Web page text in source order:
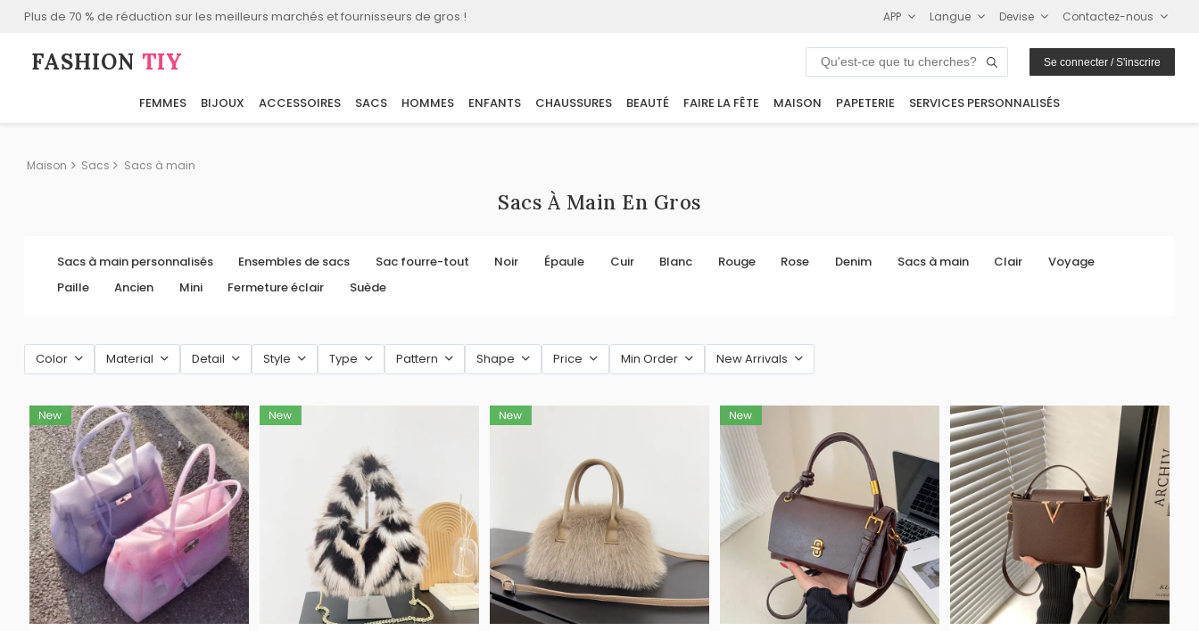
Plus de 70 % de réduction sur les meilleurs marchés et fournisseurs de gros ! APP Langue Devise Contactez-nous
FASHION⁠ TIY Se connecter / S'inscrire
FEMMES BIJOUX ACCESSOIRES SACS HOMMES ENFANTS CHAUSSURES BEAUTÉ FAIRE LA FÊTE MAISON PAPETERIE SERVICES PERSONNALISÉS
Maison Sacs Sacs à main
Sacs À Main En Gros
Sacs à main personnalisés Ensembles de sacs Sac fourre-tout Noir Épaule Cuir Blanc Rouge Rose Denim Sacs à main Clair
Voyage
Paille
Ancien Mini Fermeture éclair Suède
Color Material Detail Style Type Pattern Shape Price Min Order New Arrivals